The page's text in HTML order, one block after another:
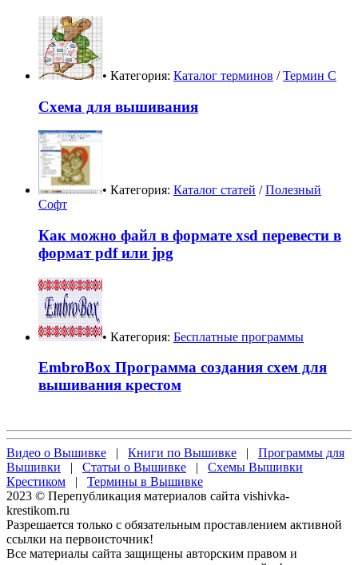
• Категория: Каталог терминов /Термин С
Схема для вышивания
• Категория: Каталог статей /Полезный
Софт
Как можно файл в формате xsd перевести в
формат pdf или jpg
• Категория: Бесплатные программы
EmbroBox Программа создания схем для
вышивания крестом
Видео о Вышивке | Книги по Вышивке | Программы для
Вышивки | Статьи о Вышивке | Схемы Вышивки
Крестиком | Термины в Вышивке
2023 © Перепубликация материалов сайта vishivka-
krestikom.ru
Разрешается только с обязательным проставлением активной
ссылки на первоисточник!
Все материалы сайта защищены авторским правом и